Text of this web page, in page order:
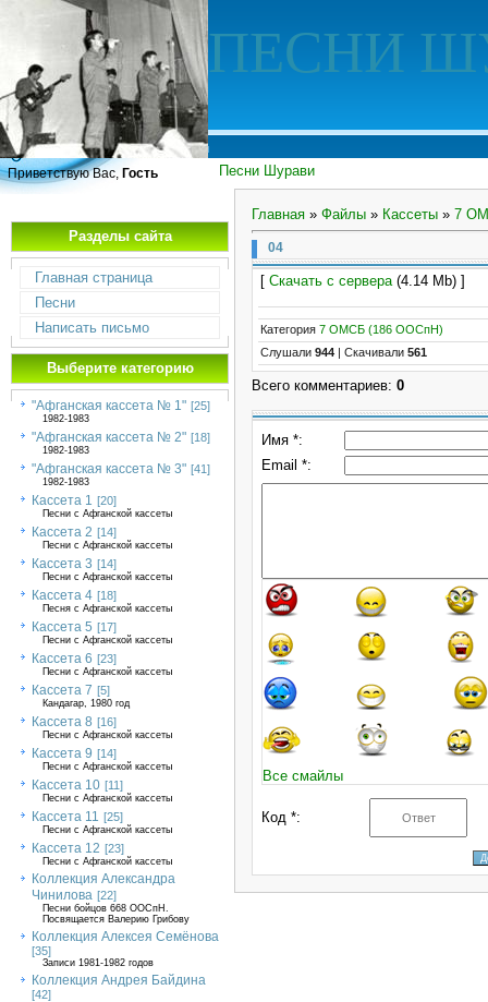
ПЕСНИ
Песни Шурави
Приветствую Вас, Гость
Разделы сайта
Главная страница
Песни
Написать письмо
Выберите категорию
"Афганская кассета № 1" [25]
1982-1983
"Афганская кассета № 2" [18]
1982-1983
"Афганская кассета № 3" [41]
1982-1983
Кассета 1 [20]
Песни с Афганской кассеты
Кассета 2 [14]
Песни с Афганской кассеты
Кассета 3 [14]
Песни с Афганской кассеты
Кассета 4 [18]
Песня с Афганской кассеты
Кассета 5 [17]
Песни с Афганской кассеты
Кассета 6 [23]
Песни с Афганской кассеты
Кассета 7 [5]
Кандагар, 1980 год
Кассета 8 [16]
Песни с Афганской кассеты
Кассета 9 [14]
Песни с Афганской кассеты
Кассета 10 [11]
Песни с Афганской кассеты
Кассета 11 [25]
Песни с Афганской кассеты
Кассета 12 [23]
Песни с Афганской кассеты
Коллекция Александра
Чинилова [22]
Песни бойцов 668 ООСпН.
Посвящается Валерию Грибову
Коллекция Алексея Семёнова
[35]
Записи 1981-1982 годов
Коллекция Андрея Байдина
[42]
Главная » Файлы » Кассеты » 7
04
[ Скачать с сервера(4.14 Mb) ]
Категория 7 ОМСБ (186 ООСпН)
Слушали 944 Скачивали 561
Всего комментариев: 0
Имя *:
Email *:
Все смайлы
Код *: